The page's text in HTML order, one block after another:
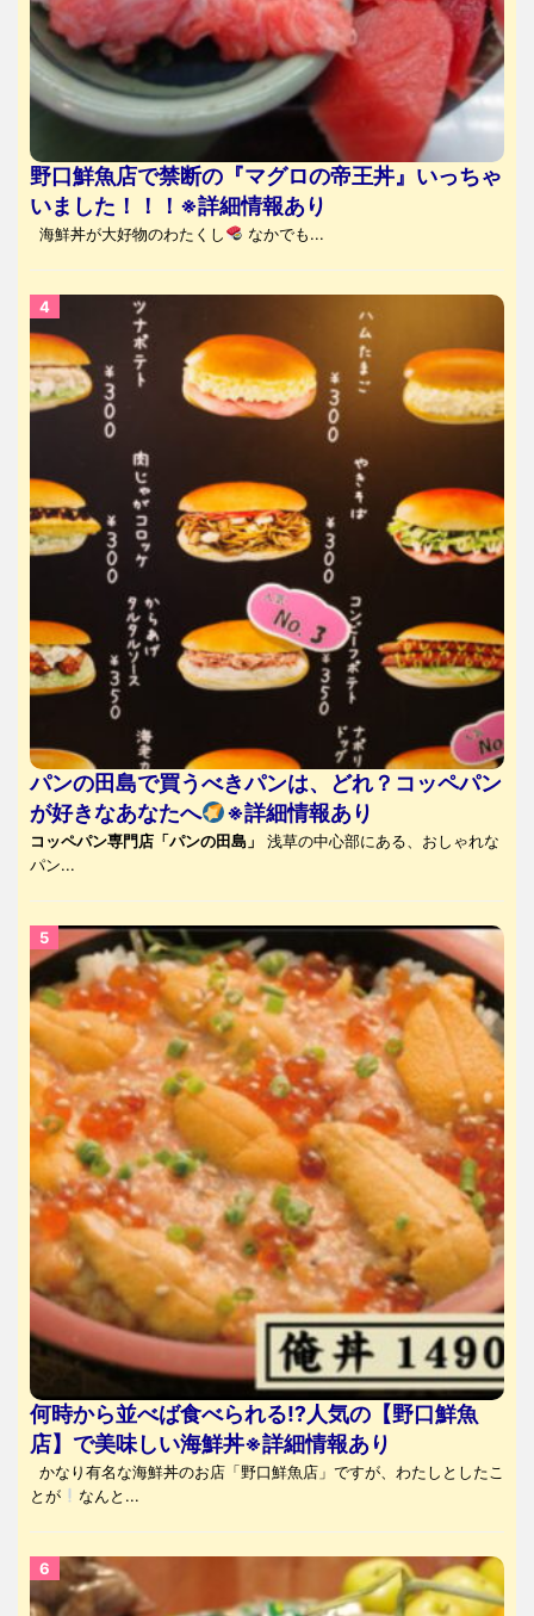
野口鮮魚店で禁断の『マグロの帝王丼』いっちゃ
いました！！！※詳細情報あり
海鮮丼が大好物のわたくし なかでも...
パンの田島で買うべきパンは、どれ？コッペパン
が好きなあなたへ
※詳細情報あり
コッペパン専門店「パンの田島」
浅草の中心部にある、おしゃれな
パン...
何時から並べば食べられる⁉人気の【野口鮮魚
店】で美味しい海鮮丼※詳細情報あり
かなり有名な海鮮丼のお店「野口鮮魚店」ですが、わたしとしたこ
とが
なんと...